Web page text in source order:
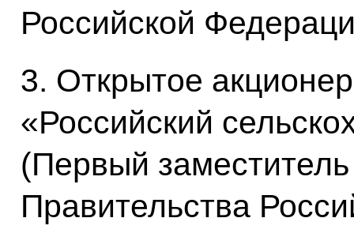
Российской
3. Открытое
«Российский
(Первый
Правительства